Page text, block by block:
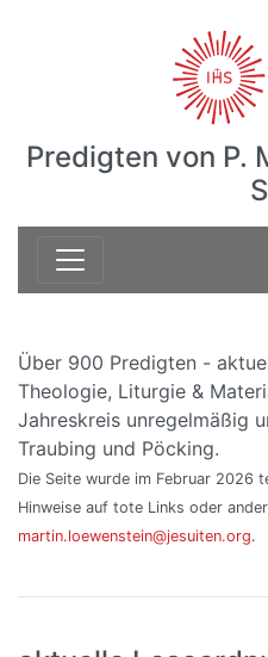
Predigten von P.
Über 900 Predigten -
Theologie, Liturgie &
Jahreskreis unregelmäßig
Traubing und Pöcking.
Die Seite wurde im Februar 2026
Hinweise auf tote Links oder
martin.loewenstein@jesuiten.org.